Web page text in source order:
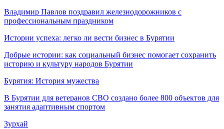
Владимир Павлов поздравил железнодорожников с
профессиональным праздником
Истории успеха: легко ли вести бизнес в Бурятии
Добрые истории: как социальный бизнес помогает сохранить
историю и культуру народов Бурятии
Бурятия: История мужества
В Бурятии для ветеранов СВО создано более 800 объектов для
занятия адаптивным спортом
Зурхай